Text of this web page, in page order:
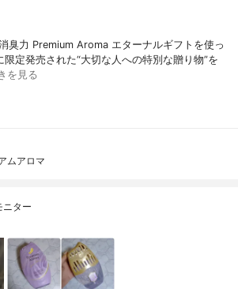
臭力 Premium Aroma エターナルギフトを使っ
定発売された“大切な人への特別な贈り物”を
を見る
ムアロマ
ニター